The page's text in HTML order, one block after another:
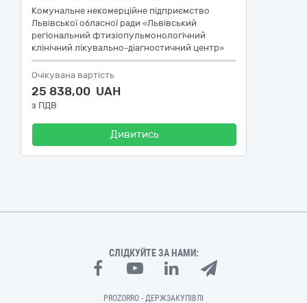
Комунальне некомерційне підприємство
Львівської обласної ради «Львівський
регіональний фтизіопульмонологічний
клінічний лікувально-діагностичний центр»
Очікувана вартість
25 838,00 UAH
з ПДВ
Дивитись
СЛІДКУЙТЕ ЗА НАМИ:
PROZORRO - ДЕРЖЗАКУПІВЛІ